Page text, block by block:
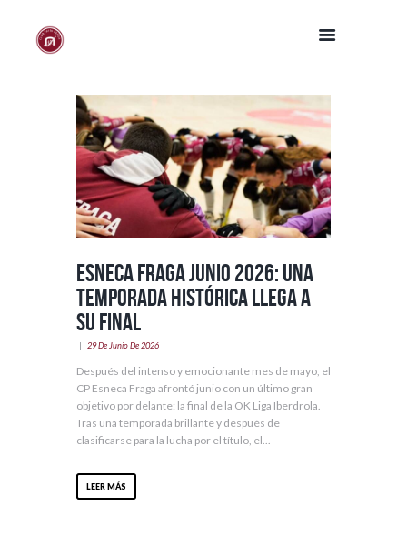
Esneca Fraga junio 2026: una
temporada histórica llega a
su final
29 De Junio De 2026
Después del intenso y emocionante mes de mayo, el
CP Esneca Fraga afrontó junio con un último gran
objetivo por delante: la final de la OK Liga Iberdrola.
Tras una temporada brillante y después de
clasificarse para la lucha por el título, el...
LEER MÁS